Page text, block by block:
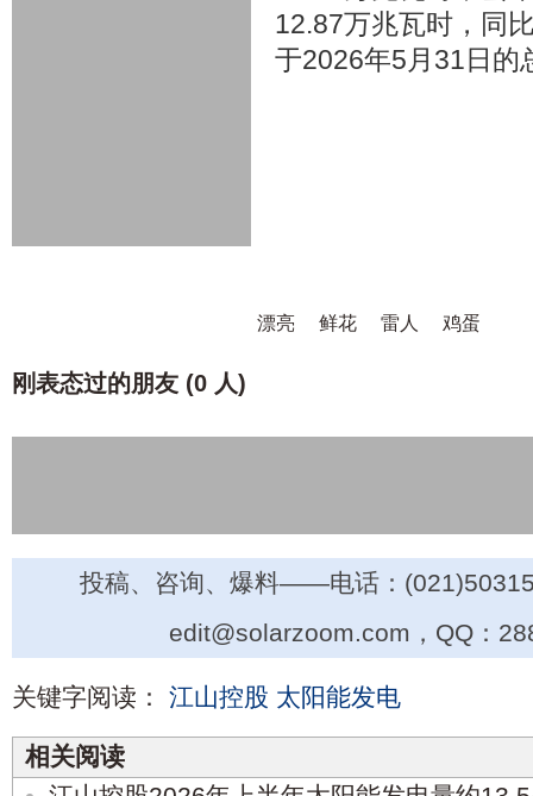
12.87万兆瓦时，同
于2026年5月31日的
漂亮 鲜花 雷人 鸡蛋
刚表态过的朋友 (0 人)
投稿、咨询、爆料——电话：
edit@solarzoom.com，QQ：
关键字阅读： 江山控股 太阳能发电
相关阅读